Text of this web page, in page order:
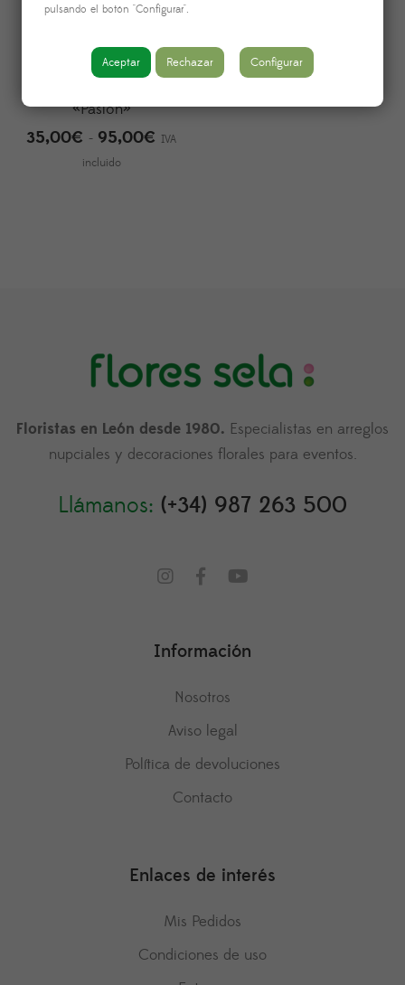
«Pasión»
35,00€ - 95,00€ Rango
IVA
incluido
Floristas en León desde 1980. Especialistas en arreglos
nupciales y decoraciones florales para eventos.
Llámanos: (+34) 987 263 500
Información
Nosotros
Aviso legal
Política de devoluciones
Contacto
Enlaces de interés
Mis Pedidos
Condiciones de uso
pulsando el botón "Configurar".
Aceptar Rechazar Configurar